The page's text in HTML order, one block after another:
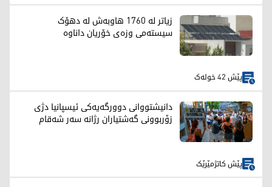
زیاتر لە 1760 هاوبەش لە دهۆک
سیستەمی وزەی خۆریان داناوە
پێش 42 خولەک
دانیشتووانی دوورگەیەکی ئیسپانیا دژی
زۆربوونی گەشتیاران رژانە سەر شەقام
پێش کاتژمێرێک